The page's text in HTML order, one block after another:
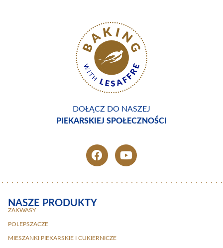
DOŁĄCZ DO NASZEJ
PIEKARSKIEJ SPOŁECZNOŚCI
NASZE PRODUKTY
ZAKWASY
POLEPSZACZE
MIESZANKI PIEKARSKIE I CUKIERNICZE